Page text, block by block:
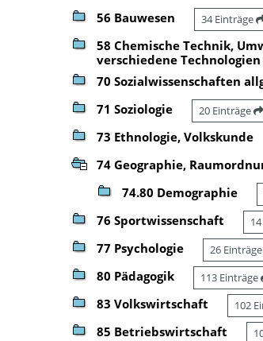
56 Bauwesen 34 Einträge
58 Chemische Technik,
verschiedene Technologien
70 Sozialwissenschaften
71 Soziologie 20 Einträge
73 Ethnologie, Volkskunde
74 Geographie,
74.80 Demographie
76 Sportwissenschaft
77 Psychologie 26 Einträge
80 Pädagogik 113 Einträge
83 Volkswirtschaft 102
85 Betriebswirtschaft